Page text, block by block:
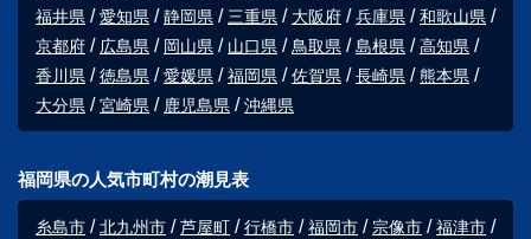
福井県
愛知県 静岡県 三重県 大阪府 兵庫県
和歌山県
京都府
広島県 岡山県 山口県 鳥取県 島根県
高知県
香川県
徳島県 愛媛県 福岡県 佐賀県 長崎県
熊本県
大分県
宮崎県 鹿児島県 沖縄県
福岡県の人気市町村の潮見表
糸島市 北九州市 芦屋町 行橋市 福岡市 宗像市
福津市